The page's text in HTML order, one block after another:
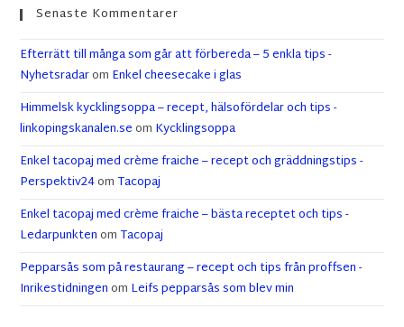
Senaste Kommentarer
Efterrätt till många som går att förbereda – 5 enkla tips -
Nyhetsradarom Enkel cheesecake i glas
Himmelsk kycklingsoppa – recept, hälsofördelar och tips -
linkopingskanalen.seom Kycklingsoppa
Enkel tacopaj med crème fraiche – recept och gräddningstips -
Perspektiv24omTacopaj
Enkel tacopaj med crème fraiche – bästa receptet och tips -
LedarpunktenomTacopaj
Pepparsås som på restaurang – recept och tips från proffsen -
Inrikestidningenom Leifs pepparsås som blev min